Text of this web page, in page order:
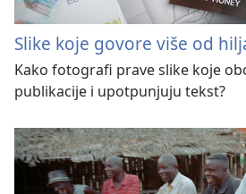
Slike koje govore više od
Kako fotografi prave slike koje
publikacije i upotpunjuju tekst?